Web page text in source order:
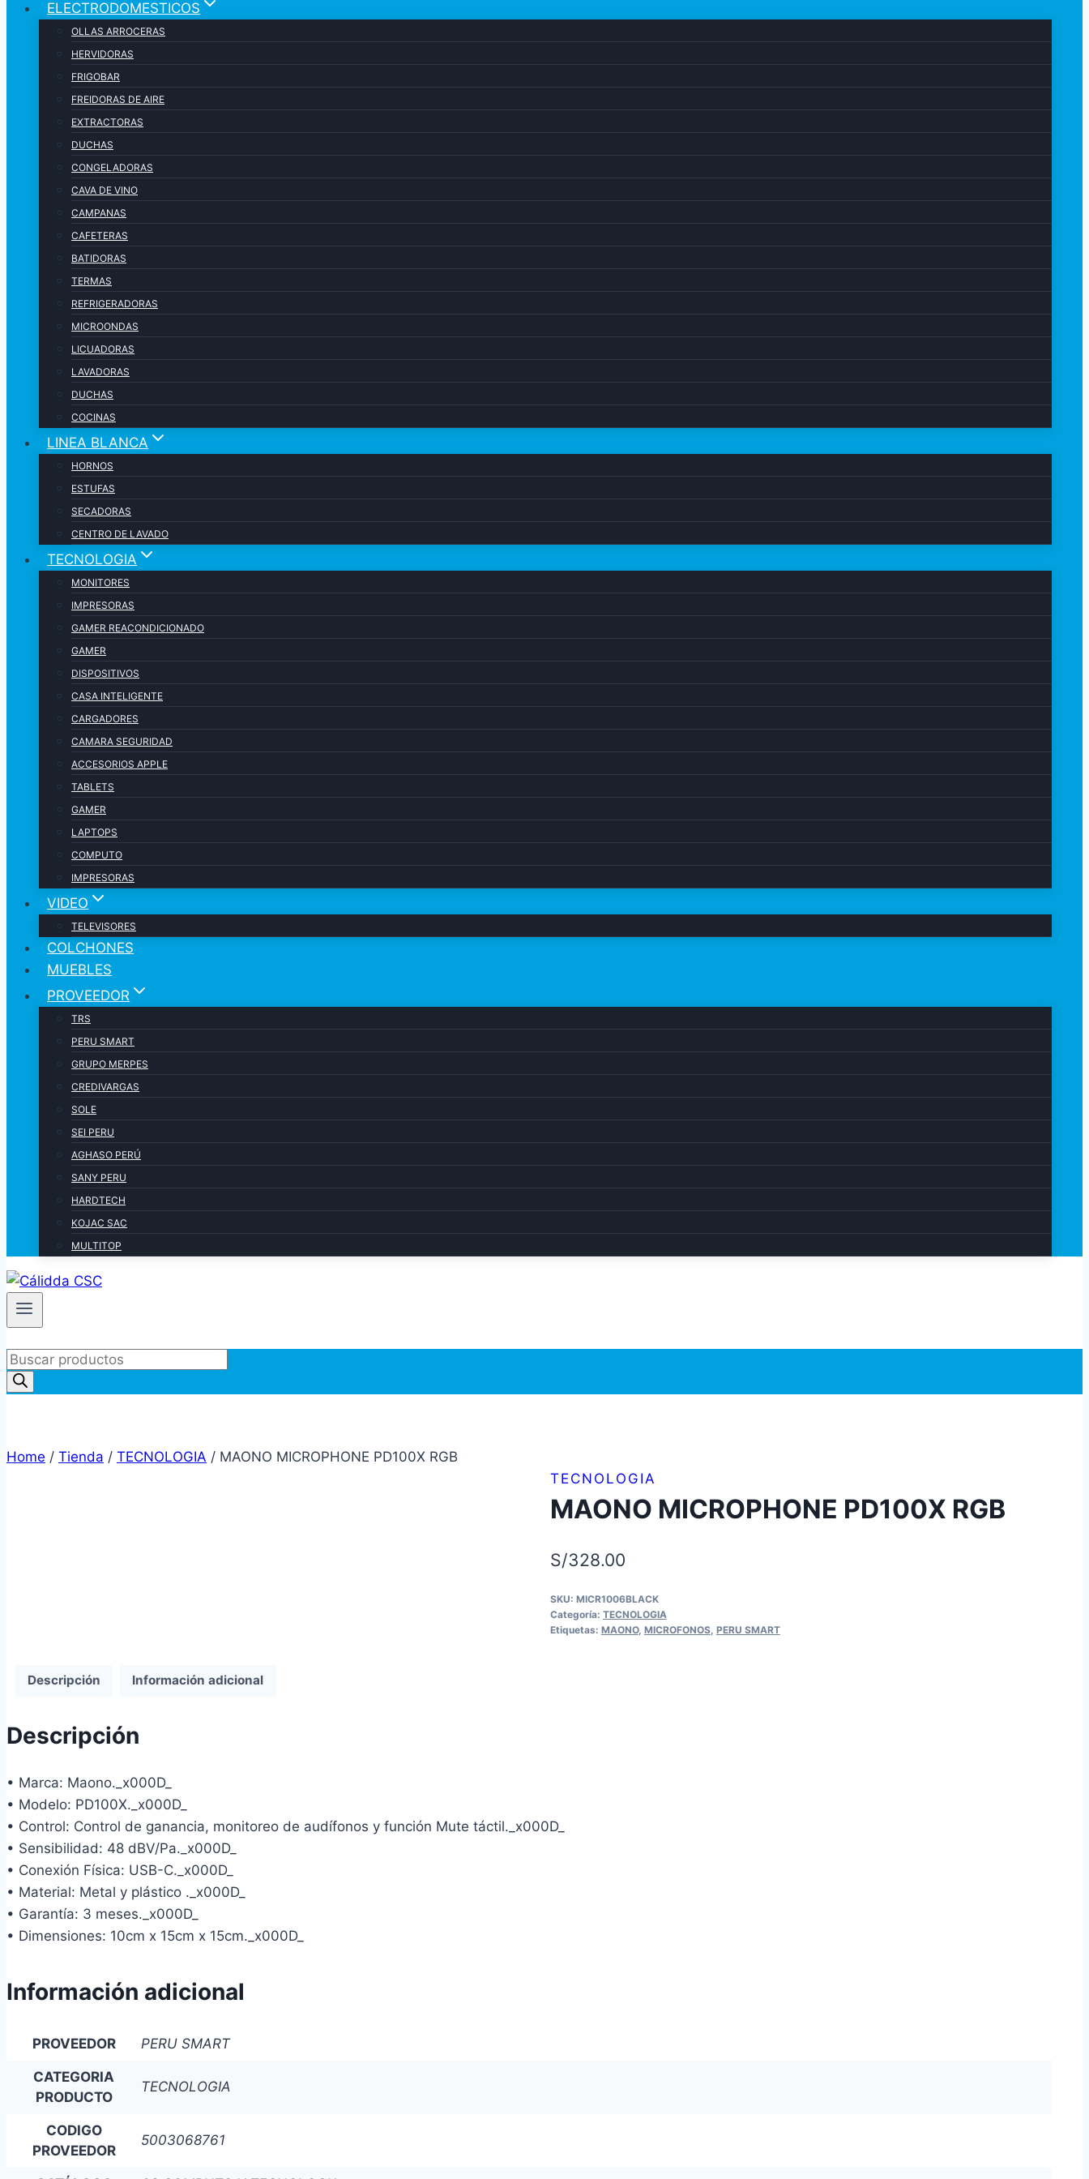
ELECTRODOMESTICOS
OLLAS ARROCERAS
HERVIDORAS
FRIGOBAR
FREIDORAS DE AIRE
EXTRACTORAS
DUCHAS
CONGELADORAS
CAVA DE VINO
CAMPANAS
CAFETERAS
BATIDORAS
TERMAS
REFRIGERADORAS
MICROONDAS
LICUADORAS
LAVADORAS
DUCHAS
COCINAS
LINEA BLANCA
HORNOS
ESTUFAS
SECADORAS
CENTRO DE LAVADO
TECNOLOGIA
MONITORES
IMPRESORAS
GAMER REACONDICIONADO
GAMER
DISPOSITIVOS
CASA INTELIGENTE
CARGADORES
CAMARA SEGURIDAD
ACCESORIOS APPLE
TABLETS
GAMER
LAPTOPS
COMPUTO
IMPRESORAS
VIDEO
TELEVISORES
COLCHONES
MUEBLES
PROVEEDOR
TRS
PERU SMART
GRUPO MERPES
CREDIVARGAS
SOLE
SEI PERU
AGHASO PERÚ
SANY PERU
HARDTECH
KOJAC SAC
MULTITOP
Products
search
Home / Tienda / TECNOLOGIA / MAONO MICROPHONE PD100X RGB
TECNOLOGIA
MAONO MICROPHONE PD100X RGB
S/328.00
SKU: MICR1006BLACK
Categoría: TECNOLOGIA
Etiquetas: MAONO, MICROFONOS, PERU SMART
Descripción Información adicional
Descripción
• Marca: Maono._x000D_
• Modelo: PD100X._x000D_
• Control: Control de ganancia, monitoreo de audífonos y función Mute táctil._x000D_
• Sensibilidad: 48 dBV/Pa._x000D_
• Conexión Física: USB-C._x000D_
• Material: Metal y plástico ._x000D_
• Garantía: 3 meses._x000D_
• Dimensiones: 10cm x 15cm x 15cm._x000D_
Información adicional
PROVEEDOR PERU SMART
CATEGORIA
PRODUCTO
TECNOLOGIA
CODIGO
PROVEEDOR
5003068761